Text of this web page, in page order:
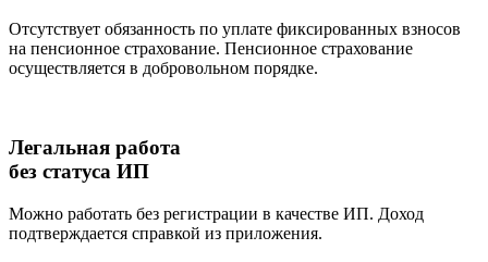
Отсутствует обязанность по уплате фиксированных взносов
на пенсионное страхование. Пенсионное страхование
осуществляется в добровольном порядке.
Легальная работа
без статуса ИП
Можно работать без регистрации в качестве ИП. Доход
подтверждается справкой из приложения.